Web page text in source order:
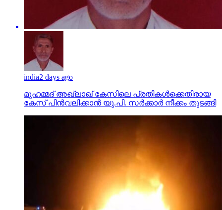
india2 days ago
മുഹമ്മദ് അഖ്‌ലാഖ് കേസിലെ പ്രതികള്‍ക്കെതിരായ
കേസ് പിന്‍വലിക്കാന്‍ യു.പി. സര്‍ക്കാര്‍ നീക്കം തുടങ്ങി